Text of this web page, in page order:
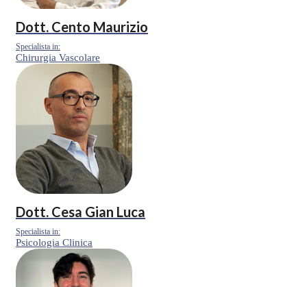
Dott. Cento Maurizio
Specialista in:
Chirurgia Vascolare
Dott. Cesa Gian Luca
Specialista in:
Psicologia Clinica